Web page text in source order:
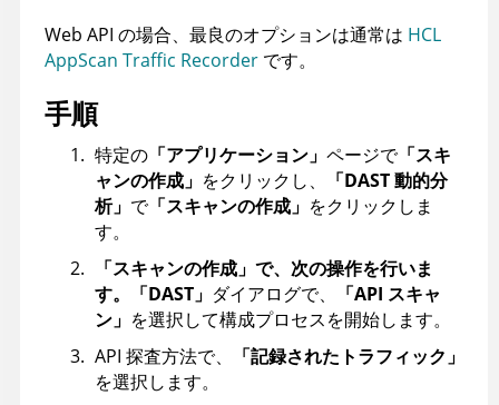
Web API の場合、最良のオプションは通常は HCL
AppScan Traffic Recorder です。
手順
特定の 「アプリケーション」 ページで「スキ
ャンの作成」 をクリックし、
「DAST 動的分
析」 で「スキャンの作成」 をクリックしま
す。
「スキャンの作成」で、次の操作を行いま
す。「DAST」 ダイアログで、
「API スキャ
ン」 を選択して構成プロセスを開始します。
API 探査方法で、
「記録されたトラフィック」
を選択します。